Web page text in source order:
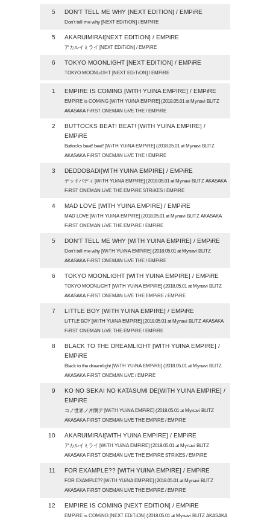
5 DON'T TELL ME WHY [NEXT EDITION] / EMPiRE
Don’t tell me why [NEXT EDiTiON] / EMPiRE
5 AKARUIMIRAI[NEXT EDITION] / EMPiRE
アカルイミライ [NEXT EDiTiON] / EMPiRE
6 TOKYO MOONLIGHT [NEXT EDITION] / EMPiRE
TOKYO MOONLiGHT [NEXT EDiTiON] / EMPiRE
1 EMPIRE IS COMING [WITH YUINA EMPIRE] / EMPiRE
EMPiRE is COMiNG [WiTH YUiNA EMPiRE] (2018.05.01 at Mynavi BLITZ
AKASAKA FiRST ONEMAN LiVE THE / EMPiRE
2
BUTTOCKS BEAT! BEAT! [WITH YUINA EMPIRE] /
EMPiRE
Buttocks beat! beat! [WiTH YUiNA EMPiRE] (2018.05.01 at Mynavi BLITZ
AKASAKA FiRST ONEMAN LiVE THE / EMPiRE
3 DEDDOBADI[WITH YUINA EMPIRE] / EMPiRE
デッドバディ [WiTH YUiNA EMPiRE] (2018.05.01 at Mynavi BLITZ AKASAKA
FiRST ONEMAN LiVE THE EMPiRE STRiKES / EMPiRE
4 MAD LOVE [WITH YUINA EMPIRE] / EMPiRE
MAD LOVE [WiTH YUiNA EMPiRE] (2018.05.01 at Mynavi BLITZ AKASAKA
FiRST ONEMAN LiVE THE EMPiRE / EMPiRE
5 DON'T TELL ME WHY [WITH YUINA EMPIRE] / EMPiRE
Don’t tell me why [WiTH YUiNA EMPiRE] (2018.05.01 at Mynavi BLITZ
AKASAKA FiRST ONEMAN LiVE THE / EMPiRE
6 TOKYO MOONLIGHT [WITH YUINA EMPIRE] / EMPiRE
TOKYO MOONLiGHT [WiTH YUiNA EMPiRE] (2018.05.01 at Mynavi BLITZ
AKASAKA FiRST ONEMAN LiVE THE EMPiRE / EMPiRE
7 LITTLE BOY [WITH YUINA EMPIRE] / EMPiRE
LiTTLE BOY [WiTH YUiNA EMPiRE] (2018.05.01 at Mynavi BLITZ AKASAKA
FiRST ONEMAN LiVE THE EMPiRE / EMPiRE
8
BLACK TO THE DREAMLIGHT [WITH YUINA EMPIRE] /
EMPiRE
Black to the dreamlight [WiTH YUiNA EMPiRE] (2018.05.01 at Mynavi BLITZ
AKASAKA FiRST ONEMAN LiVE / EMPiRE
9
KO NO SEKAI NO KATASUMI DE[WITH YUINA EMPIRE] /
EMPiRE
コノ世界ノ片隅デ [WiTH YUiNA EMPiRE] (2018.05.01 at Mynavi BLITZ
AKASAKA FiRST ONEMAN LiVE THE EMPiRE / EMPiRE
10 AKARUIMIRAI[WITH YUINA EMPIRE] / EMPiRE
アカルイミライ [WiTH YUiNA EMPiRE] (2018.05.01 at Mynavi BLITZ
AKASAKA FiRST ONEMAN LiVE THE EMPiRE STRiKES / EMPiRE
11 FOR EXAMPLE?? [WITH YUINA EMPIRE] / EMPiRE
FOR EXAMPLE?? [WiTH YUiNA EMPiRE] (2018.05.01 at Mynavi BLITZ
AKASAKA FiRST ONEMAN LiVE THE EMPiRE / EMPiRE
12 EMPIRE IS COMING [NEXT EDITION] / EMPiRE
EMPiRE is COMiNG [NEXT EDiTiON] (2018.05.01 at Mynavi BLITZ AKASAKA